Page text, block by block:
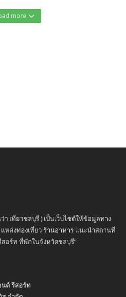
more
า เที่ยวชลบุรี ) เป็นเว็บไซต์ให้ข้อมูลทาง
หล่งท่องเที่ยว ร้านอาหาร แนะนำสถานที่
สอร์ท ที่พักในจังหวัดชลบุรี”
นด์ รีสอร์ท